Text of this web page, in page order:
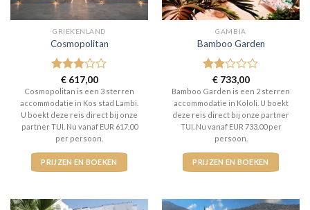
GRIEKENLAND
Cosmopolitan
Gewaardeerd
3uit 5
€617,00
Cosmopolitan is een 3 sterren
accommodatie in Kos stad Lambi.
U boekt deze reis direct bij onze
partner TUI. Nu vanaf EUR 617.00
per persoon.
PRIJZEN EN BOEKEN
GAMBIA
Bamboo Garden
Gewaardeerd
2uit
5
€733,00
Bamboo Garden is een 2 sterren
accommodatie in Kololi. U boekt
deze reis direct bij onze partner
TUI. Nu vanaf EUR 733.00 per
persoon.
PRIJZEN EN BOEKEN